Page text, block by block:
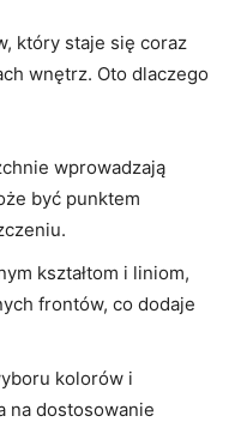
który staje się coraz
wnętrz. Oto dlaczego
wprowadzają
być punktem
kształtom i liniom,
frontów, co dodaje
kolorów i
na dostosowanie